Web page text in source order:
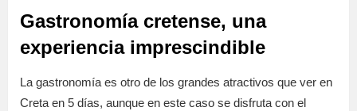
Gastronomía cretense, una
experiencia imprescindible
La gastronomía es otro de los grandes atractivos que ver en
Creta en 5 días, aunque en este caso se disfruta con el